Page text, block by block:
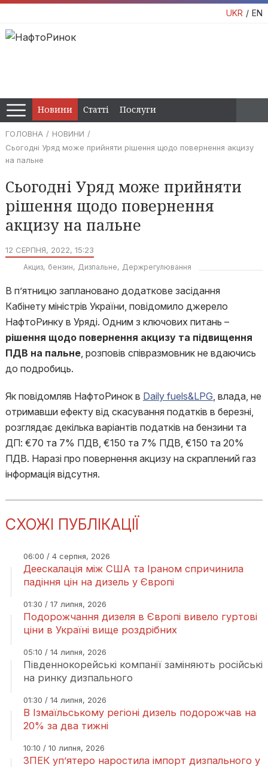
UKR EN
Новини Статті Послуги
ГОЛОВНА
НОВИНИ
Сьогодні Уряд може прийняти рішення щодо повернення акцизу
на пальне
Сьогодні Уряд може прийняти
рішення щодо повернення
акцизу на пальне
12 СЕРПНЯ, 2022, 15:23
Акциз бензин Дизпальне Держрегулювання
В п’ятницю заплановано додаткове засідання
Кабінету міністрів України, повідомило джерело
НафтоРинку в Уряді. Одним з ключових питань –
рішення щодо повернення акцизу та підвищення
ПДВ на пальне, розповів співразмовник не вдаючись
до подробиць.
Як повідомляв НафтоРинок в Daily fuels&LPG, влада, не
отримавши ефекту від скасування податків в березні,
розглядає декілька варіантів податків на бензини та
ДП: €70 та 7% ПДВ, €150 та 7% ПДВ, €150 та 20%
ПДВ. Наразі про повернення акцизу на скраплений газ
інформація відсутня.
СХОЖІ ПУБЛІКАЦІЇ
06:00 / 4 серпня, 2026
Деескалація між США та Іраном спричинила
падіння цін на дизель у Європі
01:30 / 17 липня, 2026
Подорожчання дизеля в Європі вивело гуртові
ціни в Україні вище роздрібних
05:10 / 14 липня, 2026
Південнокорейські компанії заміняють російські
на ринку дизпального
01:30 / 14 липня, 2026
В Ізмаїльському регіоні дизель подорожчав на
20% за два тижні
10:10 / 10 липня, 2026
ЗПЕК уп’ятеро наростила імпорт дизпального у